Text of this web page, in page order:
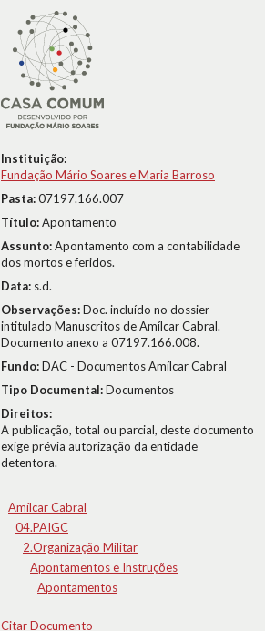
Instituição:
Fundação Mário Soares e Maria Barroso
Pasta:07197.166.007
Título:Apontamento
Assunto:Apontamento com a contabilidade
dos mortos e feridos.
Data: s.d.
Observações:Doc. incluído no dossier
intitulado Manuscritos de Amílcar Cabral.
Documento anexo a 07197.166.008.
Fundo:DAC - Documentos Amílcar Cabral
Tipo Documental:Documentos
Direitos:
A publicação, total ou parcial, deste documento
exige prévia autorização da entidade
detentora.
Amílcar Cabral
04.PAIGC
2.Organização Militar
Apontamentos e Instruções
Apontamentos
Citar Documento